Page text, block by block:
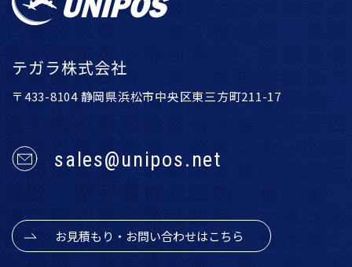
テガラ株式会社
〒433-8104 静岡県浜松市中央区東三方町211-17
sales@unipos.net
お見積もり・お問い合わせはこちら